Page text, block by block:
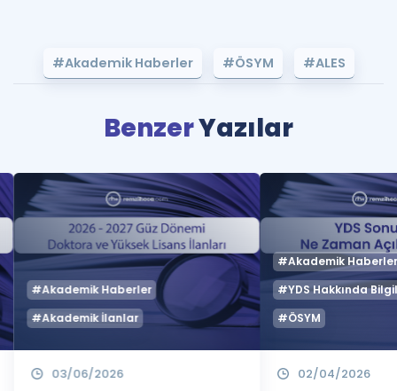
#Akademik Haberler #ÖSYM #ALES
BenzerYazılar
#Akademik Haberler
#Akademik İlanlar
03/06/2026
#Akademik
#YDS Hakkında
#ÖSYM
02/04/2026